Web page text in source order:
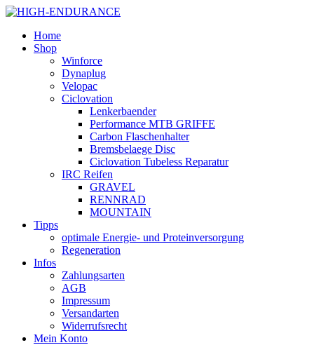
Home
Shop
Winforce
Dynaplug
Velopac
Ciclovation
Lenkerbaender
Performance MTB GRIFFE
Carbon Flaschenhalter
Bremsbelaege Disc
Ciclovation Tubeless Reparatur
IRC Reifen
GRAVEL
RENNRAD
MOUNTAIN
Tipps
optimale Energie- und Proteinversorgung
Regeneration
Infos
Zahlungsarten
AGB
Impressum
Versandarten
Widerrufsrecht
Mein Konto